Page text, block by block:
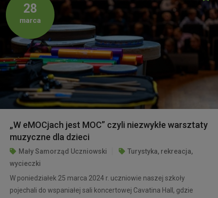
28
marca
„W eMOCjach jest MOC” czyli niezwykłe warsztaty
muzyczne dla dzieci
Mały Samorząd Uczniowski
Turystyka, rekreacja,
wycieczki
W poniedziałek 25 marca 2024 r. uczniowie naszej szkoły
pojechali do wspaniałej sali koncertowej Cavatina Hall, gdzie